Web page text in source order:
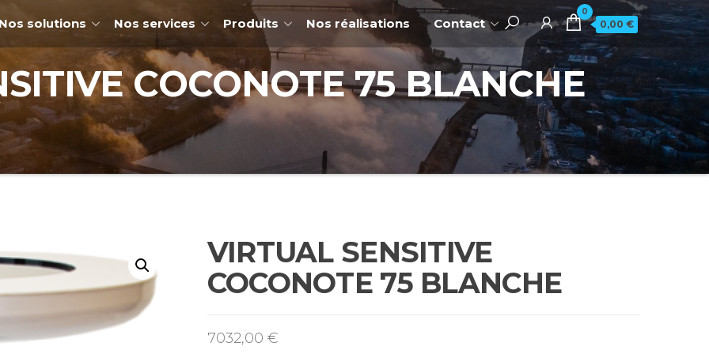
0
0,00 €
Nos solutions Nos services Produits Nos réalisations Contact
COCONOTE 75 BLANCHE
VIRTUAL SENSITIVE
COCONOTE 75 BLANCHE
7032,00 €